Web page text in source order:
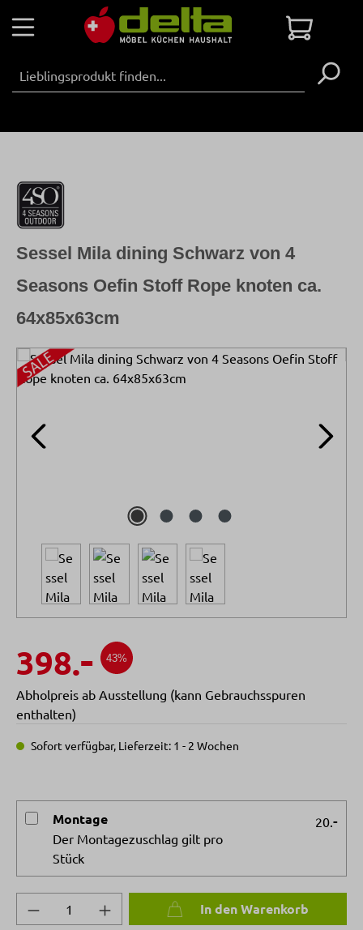
Zum Hauptinhalt springen
Bildergalerie überspringen
Sessel Mila dining Schwarz von 4
Seasons Oefin Stoff Rope knoten ca.
64x85x63cm
398.- 43%
Abholpreis ab Ausstellung (kann Gebrauchsspuren
enthalten)
Sofort verfügbar, Lieferzeit: 1 - 2 Wochen
Montage
Der Montagezuschlag gilt pro
Stück
20.-
Produkt Anzahl: Gib den gewünschten
In den Warenkorb